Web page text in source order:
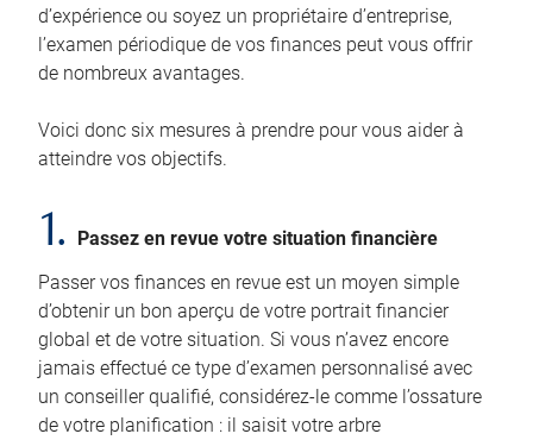
d’expérience ou soyez un propriétaire d’entreprise,
l’examen périodique de vos finances peut vous offrir
de nombreux avantages.
Voici donc six mesures à prendre pour vous aider à
atteindre vos objectifs.
1.
Passez en revue votre situation financière
Passer vos finances en revue est un moyen simple
d’obtenir un bon aperçu de votre portrait financier
global et de votre situation. Si vous n’avez encore
jamais effectué ce type d’examen personnalisé avec
un conseiller qualifié, considérez-le comme l’ossature
de votre planification : il saisit votre arbre